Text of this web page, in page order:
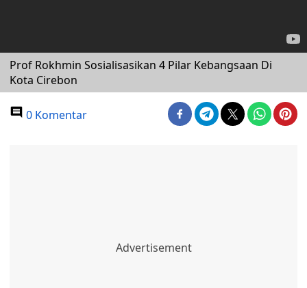
Prof Rokhmin Sosialisasikan 4 Pilar Kebangsaan Di
Kota Cirebon
0 Komentar